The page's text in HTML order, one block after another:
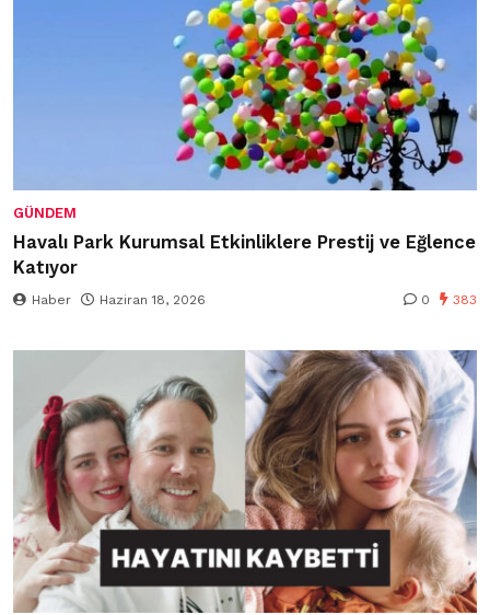
GÜNDEM
Havalı Park Kurumsal Etkinliklere Prestij ve Eğlence
Katıyor
Haber Haziran 18, 2026 0 383